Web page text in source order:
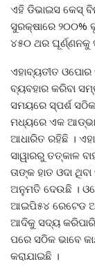
ଏହି ଡିଭାଇସ କେସ୍
ସୁରକ୍ଷାରେ ୨୦୦%
୪୫୦ ଥର ଘୂର୍ଣ୍ଣନକୁ
ଏହାବ୍ୟତୀତ
ବ୍ୟବହାର କରିବା
ସମୟରେ ସ୍ପର୍ଶ
ମଧ୍ୟରେ ଏକ
ଆଧାରିତ ରହିଛି ।
ସାୱାରରୁ ତତ୍କାଳ
ତାଙ୍କ ହାତ ଓଦା
ଅନୁମତି ଦେଉଛି ।
ଆଇପି୫୪ ରେଟେଡ
ଆଦିକୁ ସଦ୍ୟ
ପରେ ସଠିକ ଭାବେ
କରାଯାଇଛି ।